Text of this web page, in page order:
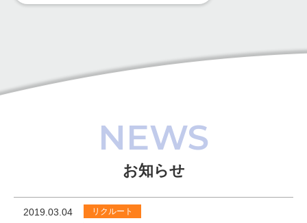
NEWS
お知らせ
2019.03.04 リクルート